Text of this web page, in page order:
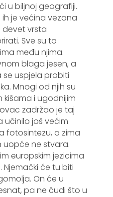
u biljnoj geografiji.
je većina vezana
devet vrsta
Sve su to
među njima.
blaga jesen, a
se uspjela probiti
Mnogi od njih su
kišama i ugodnijim
zadržao je taj
učinilo još većim
fotosintezu, a zima
uopće ne stvara.
europskim jezicima
će tu biti
On će u
pa ne čudi što u